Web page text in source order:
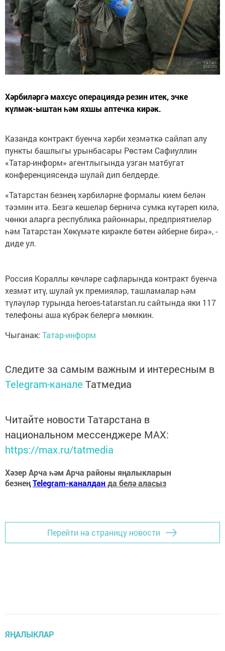
Хәрбиләргә махсус операциядә резин итек, эчке
күлмәк-ыштан һәм яхшы аптечка кирәк.
Казанда контракт буенча хәрби хезмәткә сайлап алу
пункты башлыгы урынбасары Рөстәм Сафиуллин
«Татар-информ» агентлыгында узган матбугат
конференциясендә шулай дип белдерде.
«Татарстан безнең хәрбиләрне формалы кием белән
тәэмин итә. Безгә кешеләр берничә сумка күтәреп килә,
чөнки аларга республика районнары, предприятиеләр
һәм Татарстан Хөкүмәте кирәкле бөтен әйберне бирә», -
диде ул.
Россия Кораллы көчләре сафларында контракт буенча
хезмәт итү, шулай ук премияләр, ташламалар һәм
түләүләр турында heroes-tatarstan.ru сайтында яки 117
телефоны аша күбрәк белергә мөмкин.
Чыганак: Татар-информ
Следите за самым важным и интересным в
Telegram-канале Татмедиа
Читайте новости Татарстана в
национальном мессенджере MАХ:
https://max.ru/tatmedia
Хәзер Арча һәм Арча районы яңалыкларын
безнеңTelegram-каналданда белә аласыз
Перейти на страницу новости
ЯҢАЛЫКЛАР